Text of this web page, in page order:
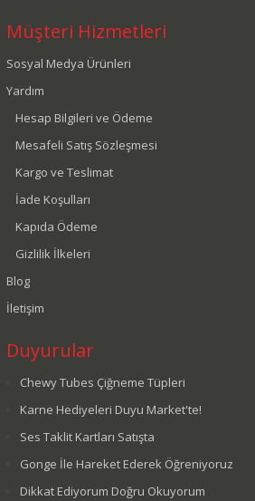
Müşteri Hizmetleri
Sosyal Medya Ürünleri
Yardım
Hesap Bilgileri ve Ödeme
Mesafeli Satış Sözleşmesi
Kargo ve Teslimat
İade Koşulları
Kapıda Ödeme
Gizlilik İlkeleri
Blog
İletişim
Duyurular
Chewy Tubes Çiğneme Tüpleri
Karne Hediyeleri Duyu Market'te!
Ses Taklit Kartları Satışta
Gonge İle Hareket Ederek Öğreniyoruz
Dikkat Ediyorum Doğru Okuyorum